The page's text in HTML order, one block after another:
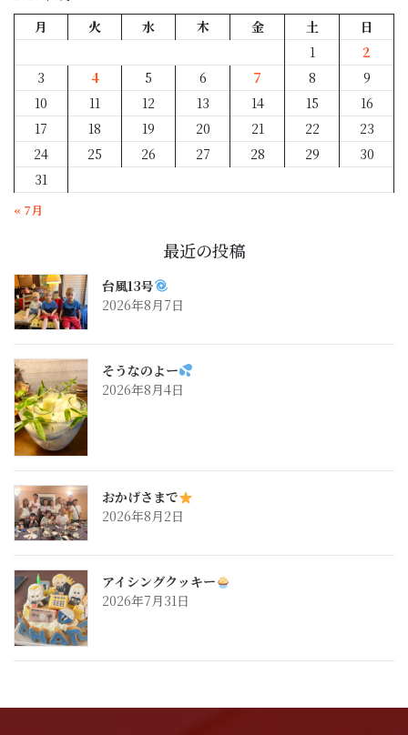
月 火 水 木 金 土
日
1
2
3
4 5 6 7 8
9
10
11 12 13 14 15
16
17
18 19 20 21 22
23
24
25 26 27 28 29
30
31
« 7月
最近の投稿
台風13号
2026年8月7日
そうなのよー
2026年8月4日
おかげさまで
2026年8月2日
アイシングクッキー
2026年7月31日